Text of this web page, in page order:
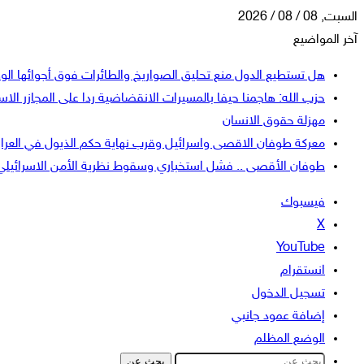
السبت, 08 / 08 / 2026
آخر المواضيع
هل تستطيع الدول منع تحليق الصواريخ والطائرات فوق أجوائها
حزب الله: هاجمنا حيفا بالمسيرات الانقضاضية ردا على المجازر
مهزلة حقوق الانسان
معركة طوفان الاقصى واسرائيل وقرب نهاية حكم الذيول في
طوفان الأقصى .. فشل استخباري وسقوط نظرية الأمن
فيسبوك
‫X
‫YouTube
انستقرام
تسجيل الدخول
إضافة عمود جانبي
الوضع المظلم
بحث عن